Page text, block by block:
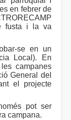
en febrer de
fusta i la va
se en un
Local). En
campanes
General del
el projecte
pot ser
campana.